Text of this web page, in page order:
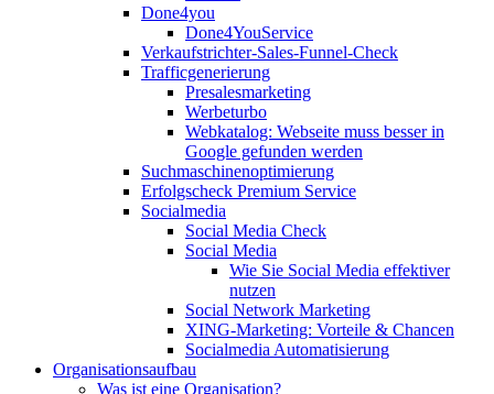
Done4you
Done4YouService
Verkaufstrichter-Sales-Funnel-Check
Trafficgenerierung
Presalesmarketing
Werbeturbo
Webkatalog: Webseite muss besser in
Google gefunden werden
Suchmaschinenoptimierung
Erfolgscheck Premium Service
Socialmedia
Social Media Check
Social Media
Wie Sie Social Media effektiver
nutzen
Social Network Marketing
XING-Marketing: Vorteile & Chancen
Socialmedia Automatisierung
Organisationsaufbau
Was ist eine Organisation?